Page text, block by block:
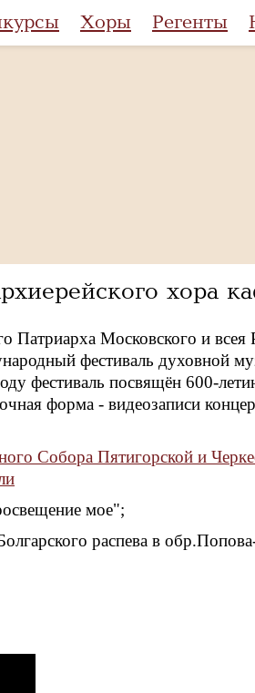
Хоры Регенты
хора
Патриарха Московского и
фестиваль духовной
фестиваль посвящён 600-
форма - видеозаписи
Собора Пятигорской и
мое";
распева в